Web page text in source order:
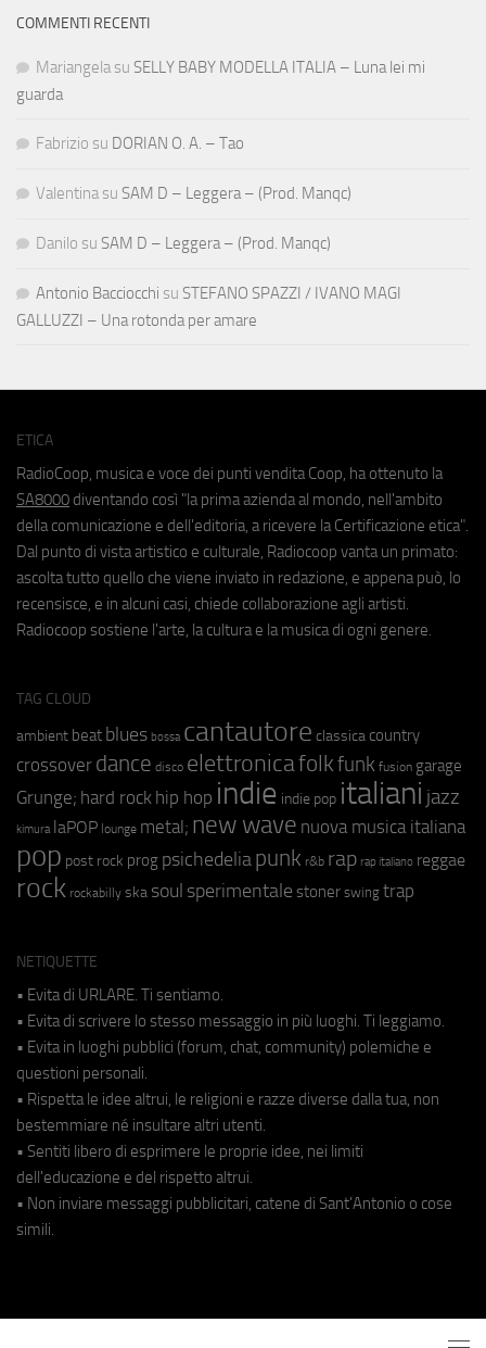
COMMENTI RECENTI
Mariangela su SELLY BABY MODELLA ITALIA – Luna lei mi
guarda
Fabrizio su DORIAN O. A. – Tao
Valentina su SAM D – Leggera – (Prod. Manqc)
Danilo su SAM D – Leggera – (Prod. Manqc)
Antonio Bacciocchi su STEFANO SPAZZI / IVANO MAGI
GALLUZZI – Una rotonda per amare
ETICA
RadioCoop, musica e voce dei punti vendita Coop, ha ottenuto la
SA8000 diventando così "la prima azienda al mondo, nell'ambito
della comunicazione e dell'editoria, a ricevere la Certificazione etica".
Dal punto di vista artistico e culturale, Radiocoop vanta un primato:
ascolta tutto quello che viene inviato in redazione, e appena può, lo
recensisce, e in alcuni casi, chiede collaborazione agli artisti.
Radiocoop sostiene l'arte, la cultura e la musica di ogni genere.
TAG CLOUD
ambient beat blues bossa cantautore classica country
crossover dance disco elettronicafolkfunk fusion garage
Grunge; hard rock hip hop indie indie pop italiani jazz
kimura laPOP lounge metal; new wave nuova musica italiana
pop post rock prog psichedeliapunk r&b rap rap italiano reggae
rock rockabilly ska soul sperimentale stoner swing trap
NETIQUETTE
• Evita di URLARE. Ti sentiamo.
• Evita di scrivere lo stesso messaggio in più luoghi. Ti leggiamo.
• Evita in luoghi pubblici (forum, chat, community) polemiche e
questioni personali.
• Rispetta le idee altrui, le religioni e razze diverse dalla tua, non
bestemmiare né insultare altri utenti.
• Sentiti libero di esprimere le proprie idee, nei limiti
dell'educazione e del rispetto altrui.
• Non inviare messaggi pubblicitari, catene di Sant'Antonio o cose
simili.